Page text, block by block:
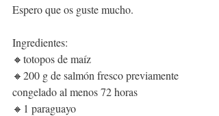
Espero que os guste mucho.
Ingredientes:
🔸totopos de maíz
🔸200 g de salmón fresco previamente
congelado al menos 72 horas
🔸1 paraguayo